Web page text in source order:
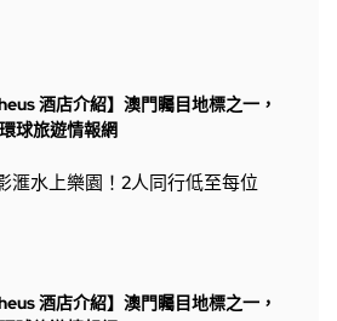
酒店介紹】澳門矚目地標之一，
球旅遊情報網
滙水上樂園！2人同行低至每位
酒店介紹】澳門矚目地標之一，